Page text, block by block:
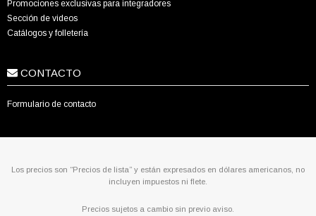
Promociones exclusivas para integradores
Sección de videos
Catálogos y folletería
CONTACTO
Formulario de contacto
Los precios son “Precios de lista” y están expresados en dólares americanos, no
incluyen impuestos ni flete.
Precios sujetos a cambio sin previo aviso.